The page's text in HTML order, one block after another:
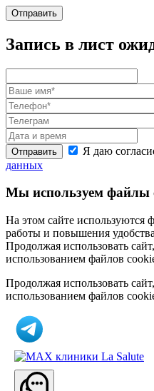
Отправить
Запись в лист
Отправить Я даю
данных
Мы используем файлы
На этом сайте используются
работы и повышения
Продолжая использовать
использованием файлов
Продолжая использовать
использованием файлов